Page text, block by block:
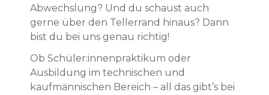
Abwechslung? Und du schaust auch
gerne über den Tellerrand hinaus? Dann
bist du bei uns genau richtig!
Ob Schüler:innenpraktikum oder
Ausbildung im technischen und
kaufmännischen Bereich – all das gibt’s bei